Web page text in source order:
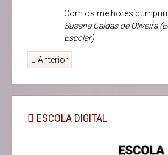
Com os melhores
Susana Caldas de Oliveira
Escolar)
Anterior
ESCOLA DIGITAL